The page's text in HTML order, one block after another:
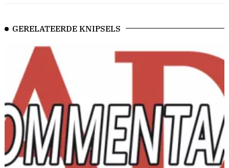
GERELATEERDE KNIPSELS